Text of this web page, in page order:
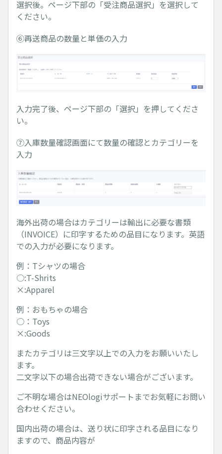
選択後。ページ下部の「受注商品選択」を選択して
ください。
⑥再送商品の数量と単価の入力
入力完了後、ページ下部の「選択」を押してくださ
い。
⑦入庫数量確認画面にて数量の確認とカテゴリーを
入力
海外出荷の場合はカテゴリーは輸出に必要な書類
（INVOICE）に印字するための品目になります。英語
での入力が必要になります。
例：Tシャツの場合
○:T-Shrits
×:Apparel
例：おもちゃの場合
○：Toys
×:Goods
またカテゴリは三文字以上での入力をお願いいたし
ます。
二文字以下の場合出荷できない場合がございます。
ご不明な場合はNEOlogiサポートまでお気軽にお問い
合わせください。
国内出荷の場合は、送り状に印字される品目になり
ますので、商品内容が